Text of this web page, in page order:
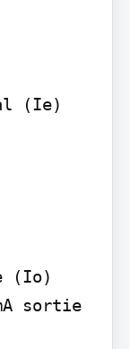
(Ie)
(Io)
sortie